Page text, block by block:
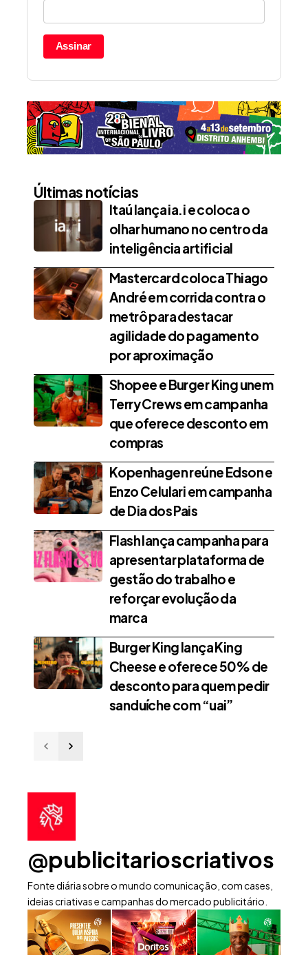
Assinar
Últimas notícias
Itaú lança ia.i e coloca o
olhar humano no centro da
inteligência artificial
Mastercard coloca Thiago
André em corrida contra o
metrô para destacar
agilidade do pagamento
por aproximação
Shopee e Burger King unem
Terry Crews em campanha
que oferece desconto em
compras
Kopenhagen reúne Edson e
Enzo Celulari em campanha
de Dia dos Pais
Flash lança campanha para
apresentar plataforma de
gestão do trabalho e
reforçar evolução da
marca
Burger King lança King
Cheese e oferece 50% de
desconto para quem pedir
sanduíche com “uai”
@publicitarioscriativos
Fonte diária sobre o mundo comunicação, com cases,
ideias criativas e campanhas do mercado publicitário.